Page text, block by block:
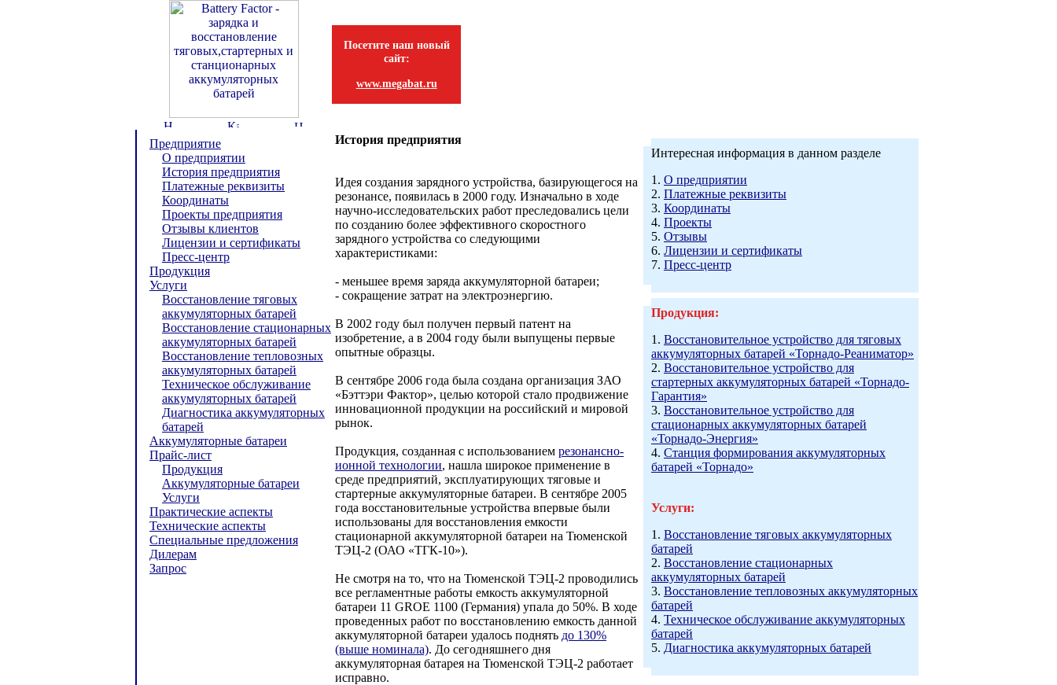
Посетите наш новый
сайт:
www.megabat.ru
Предприятие
О предприятии
История предприятия
Платежные реквизиты
Координаты
Проекты предприятия
Отзывы клиентов
Лицензии и сертификаты
Пресс-центр
Продукция
Услуги
Восстановление тяговых
аккумуляторных батарей
Восстановление стационарных
аккумуляторных батарей
Восстановление тепловозных
аккумуляторных батарей
Техническое обслуживание
аккумуляторных батарей
Диагностика аккумуляторных
батарей
Аккумуляторные батареи
Прайс-лист
Продукция
Аккумуляторные батареи
Услуги
Практические аспекты
Технические аспекты
Специальные предложения
Дилерам
Запрос
История предприятия
Идея создания зарядного устройства, базирующегося на
резонансе, появилась в 2000 году. Изначально в ходе
научно-исследовательских работ преследовались цели
по созданию более эффективного скоростного
зарядного устройства со следующими
характеристиками:
- меньшее время заряда аккумуляторной батареи;
- сокращение затрат на электроэнергию.
В 2002 году был получен первый патент на
изобретение, а в 2004 году были выпущены первые
опытные образцы.
В сентябре 2006 года была создана организация ЗАО
«Бэттэри Фактор», целью которой стало продвижение
инновационной продукции на российский и мировой
рынок.
Продукция, созданная с использованием резонансно-
ионной технологии, нашла широкое применение в
среде предприятий, эксплуатирующих тяговые и
стартерные аккумуляторные батареи. В сентябре 2005
года восстановительные устройства впервые были
использованы для восстановления емкости
стационарной аккумуляторной батареи на Тюменской
ТЭЦ-2 (ОАО «ТГК-10»).
Не смотря на то, что на Тюменской ТЭЦ-2 проводились
все регламентные работы емкость аккумуляторной
батареи 11 GROE 1100 (Германия) упала до 50%. В ходе
проведенных работ по восстановлению емкость данной
аккумуляторной батареи удалось поднять до 130%
(выше номинала). До сегодняшнего дня
аккумуляторная батарея на Тюменской ТЭЦ-2 работает
исправно.
Интересная информация в данном разделе
1. О предприятии
2. Платежные реквизиты
3. Координаты
4. Проекты
5. Отзывы
6. Лицензии и сертификаты
7. Пресс-центр
Продукция:
1. Восстановительное устройство для тяговых
аккумуляторных батарей «Торнадо-Реаниматор»
2. Восстановительное устройство для
стартерных аккумуляторных батарей «Торнадо-
Гарантия»
3. Восстановительное устройство для
стационарных аккумуляторных батарей
«Торнадо-Энергия»
4. Станция формирования аккумуляторных
батарей «Торнадо»
Услуги:
1. Восстановление тяговых аккумуляторных
батарей
2. Восстановление стационарных
аккумуляторных батарей
3. Восстановление тепловозных аккумуляторных
батарей
4. Техническое обслуживание аккумуляторных
батарей
5. Диагностика аккумуляторных батарей